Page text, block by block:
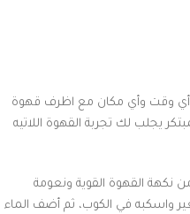
وقت وأي مكان مع اظرف قهوة
يجلب لك تجربة القهوة اللاتيه
نكهة القهوة القوية ونعومة
واسكبه في الكوب، ثم أضف الماء